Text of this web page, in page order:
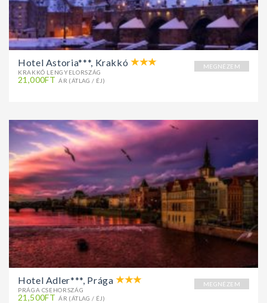
MEGNÉZEM
Hotel Astoria***, Krakkó
KRAKKÓ LENGYELORSZÁG
21,000FT ÁR (ÁTLAG / ÉJ)
MEGNÉZEM
Hotel Adler***, Prága
PRÁGA CSEHORSZÁG
21,500FT ÁR (ÁTLAG / ÉJ)